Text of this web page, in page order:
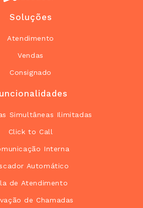
Soluções
Atendimento
Vendas
Consignado
Simultâneas Ilimitadas
Click to Call
Interna
Automático
de Atendimento
de Chamadas